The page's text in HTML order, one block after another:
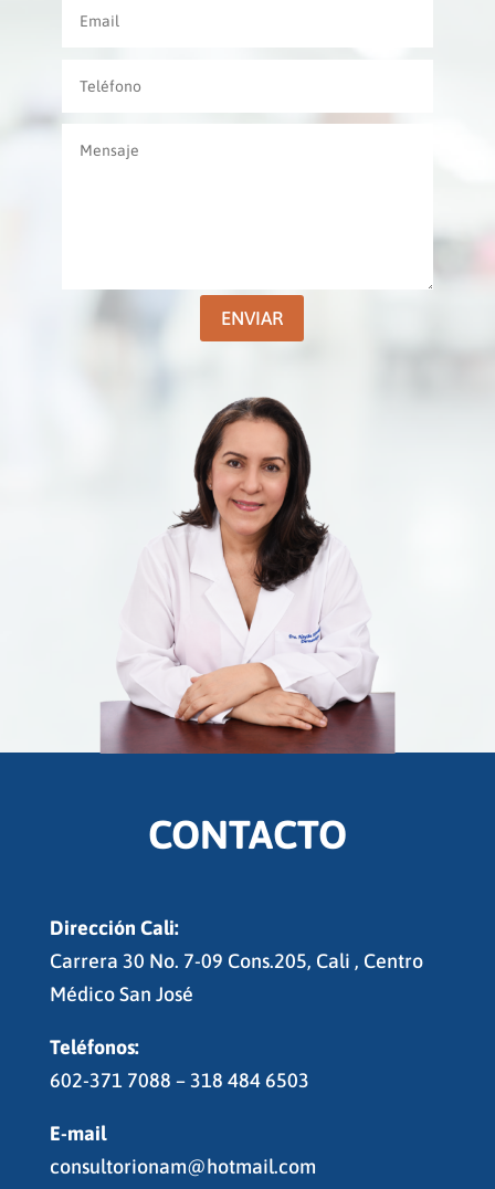
ENVIAR
CONTACTO
Dirección Cali:
Carrera 30 No. 7-09 Cons.205, Cali , Centro
Médico San José
Teléfonos:
602-371 7088 – 318 484 6503
E-mail
consultorionam@hotmail.com